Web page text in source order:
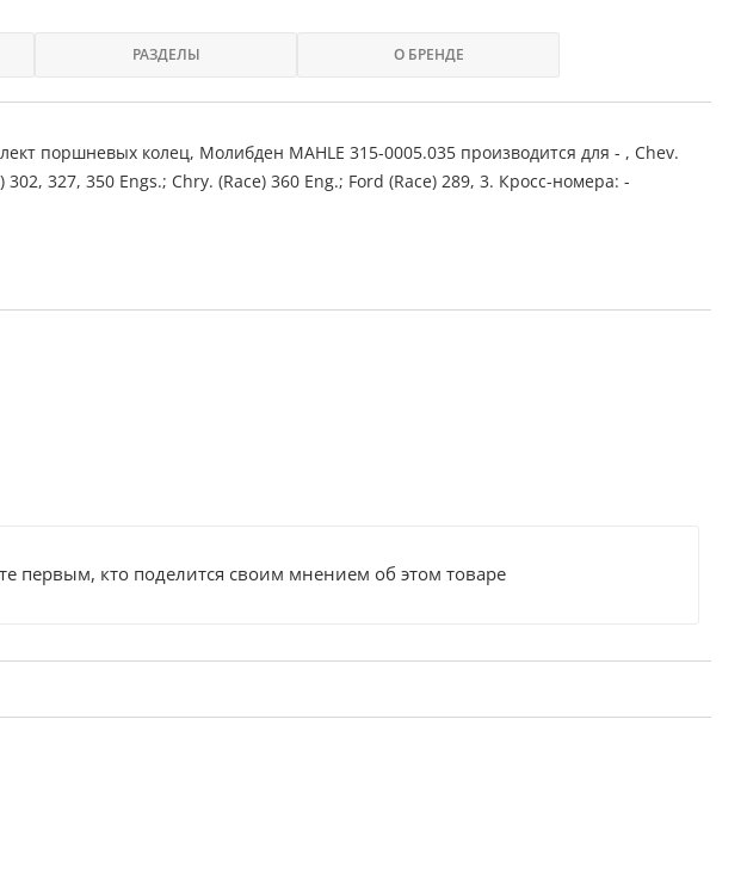
РАЗДЕЛЫ О БРЕНДЕ
поршневых колец, Молибден MAHLE 315-0005.035 производится для - , Chev.
302, 327, 350 Engs.; Chry. (Race) 360 Eng.; Ford (Race) 289, 3. Кросс-номера: -
первым, кто поделится своим мнением об этом товаре